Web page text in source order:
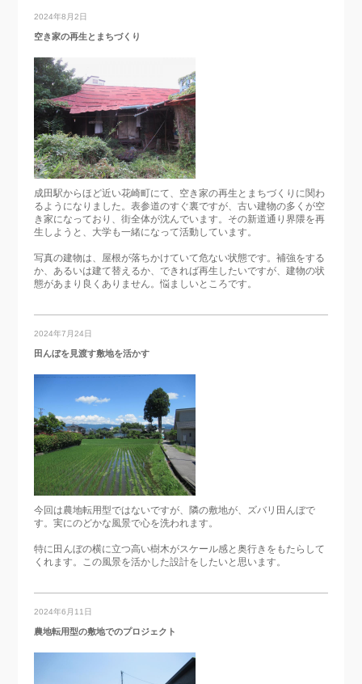
2024年8月2日
空き家の再生とまちづくり
成田駅からほど近い花崎町にて、空き家の再生とまちづくりに関わ
るようになりました。表参道のすぐ裏ですが、古い建物の多くが空
き家になっており、街全体が沈んでいます。その新道通り界隈を再
生しようと、大学も一緒になって活動しています。
写真の建物は、屋根が落ちかけていて危ない状態です。補強をする
か、あるいは建て替えるか、できれば再生したいですが、建物の状
態があまり良くありません。悩ましいところです。
2024年7月24日
田んぼを見渡す敷地を活かす
今回は農地転用型ではないですが、隣の敷地が、ズバリ田んぼで
す。実にのどかな風景で心を洗われます。
特に田んぼの横に立つ高い樹木がスケール感と奥行きをもたらして
くれます。この風景を活かした設計をしたいと思います。
2024年6月11日
農地転用型の敷地でのプロジェクト